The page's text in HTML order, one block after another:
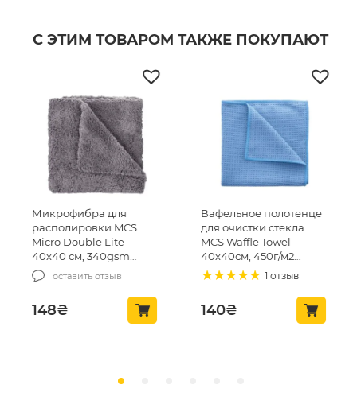
С ЭТИМ ТОВАРОМ ТАКЖЕ ПОКУПАЮТ
Микрофибра для
располировки MCS
Micro Double Lite
40х40 см, 340gsm
(MCS-03/1)
оставить отзыв
148₴
Вафельное полотенце
для очистки стекла
MCS Waffle Towel
40х40см, 450г/м2
(MCS24)
1 отзыв
140₴